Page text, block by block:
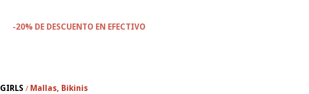
-20% DE DESCUENTO EN EFECTIVO
/ Mallas, Bikinis